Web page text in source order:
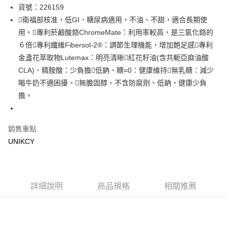
Apple Pay
街口支付
悠遊付
Google Pay
運送方式
貨號：226159
衛福部核准，低GI、糖尿病適用，不油、不甜，適合長期使
用。專利菸鹼酸鉻ChromeMate：利用率較高，是三氯化鉻的
６倍專利纖維Fibersol-2®：調節生理機能，增加飽足感專利
金盞花萃取物Lutemax：明亮清晰紅花籽油(含共軛亞麻油酸
CLA)、精胺酸：少負擔低鈉、糖=0：健康維持無乳糖：減少
喝牛奶不適困擾。無膽固醇、不含防腐劑、低鈉，健康少負
擔。
銷售重點
UNIKCY
詳細說明 商品規格 相關推薦